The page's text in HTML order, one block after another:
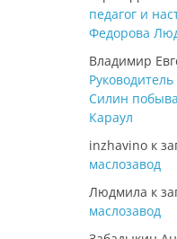
педагог и
Федорова
Владимир
Силин
Караул
inzhavino к
маслозавод
Людмила к
маслозавод